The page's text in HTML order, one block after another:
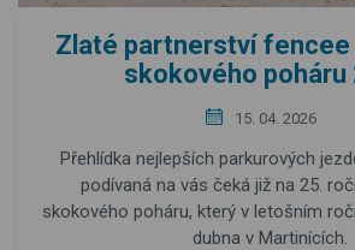
Zlaté partnerství fencee
skokového poháru
15. 04. 2026
Přehlídka nejlepších parkurových
podívaná na vás čeká již na 25.
skokového poháru, který v letošním
dubna v Martinících.